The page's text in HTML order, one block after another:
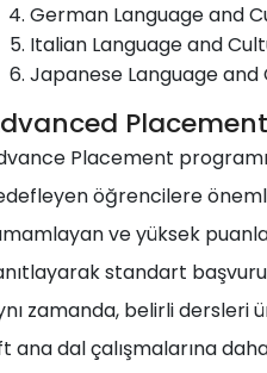
German Language and
Italian Language and
Japanese Language
Placement
öğrencilere
ve yüksek
standart
zamanda, belirli
ana dal çalışmalarına